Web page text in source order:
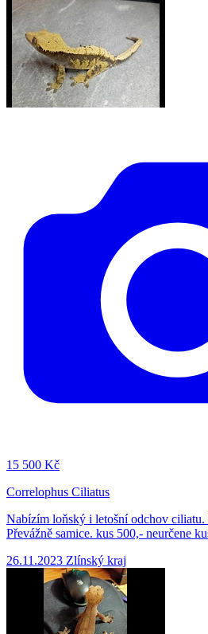
15 500 Kč
Correlophus Ciliatus
Nabízím loňský i letošní odchov
Převážně samice. kus 500,- neurčene
26.11.2023 Zlínský kraj